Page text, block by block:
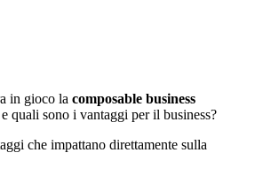
in gioco la composable business
quali sono i vantaggi per il business?
che impattano direttamente sulla